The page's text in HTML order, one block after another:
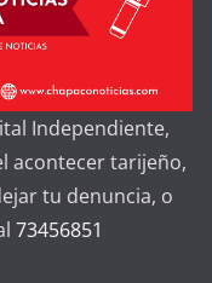
Independiente,
acontecer tarijeño,
tu denuncia, o
73456851